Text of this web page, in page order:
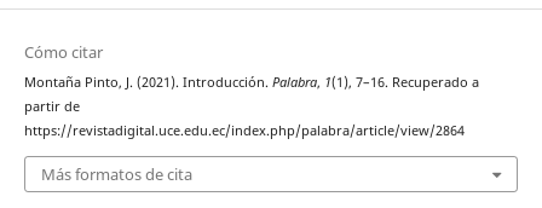
Cómo citar
Montaña Pinto, J. (2021). Introducción. Palabra, 1(1), 7–16. Recuperado a
partir de
https://revistadigital.uce.edu.ec/index.php/palabra/article/view/2864
Más formatos de cita